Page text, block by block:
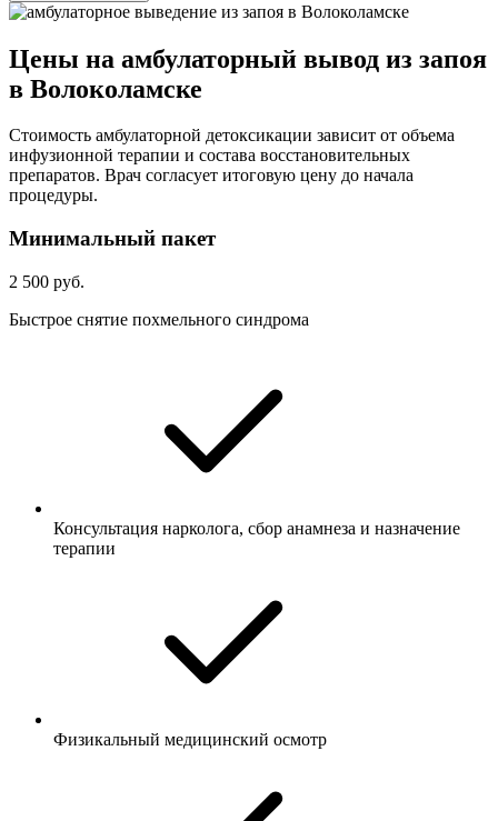
Цены на амбулаторный вывод из запоя
в Волоколамске
Стоимость амбулаторной детоксикации зависит от объема
инфузионной терапии и состава восстановительных
препаратов. Врач согласует итоговую цену до начала
процедуры.
Минимальный пакет
2 500 руб.
Быстрое снятие похмельного синдрома
Консультация нарколога, сбор анамнеза и назначение
терапии
Физикальный медицинский осмотр